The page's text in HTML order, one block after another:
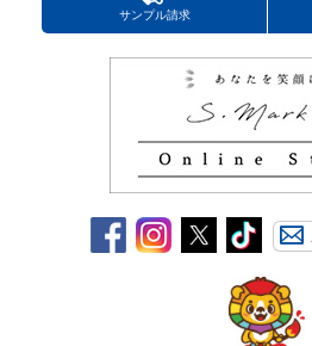
サンプル請求